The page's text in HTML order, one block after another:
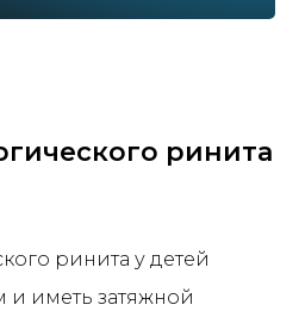
ринита
ринита у детей
иметь затяжной